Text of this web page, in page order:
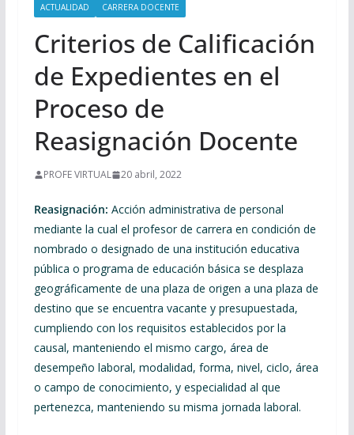
ACTUALIDAD CARRERA DOCENTE
Criterios de Calificación
de Expedientes en el
Proceso de
Reasignación Docente
PROFE VIRTUAL 20 abril, 2022
Reasignación: Acción administrativa de personal
mediante la cual el profesor de carrera en condición de
nombrado o designado de una institución educativa
pública o programa de educación básica se desplaza
geográficamente de una plaza de origen a una plaza de
destino que se encuentra vacante y presupuestada,
cumpliendo con los requisitos establecidos por la
causal, manteniendo el mismo cargo, área de
desempeño laboral, modalidad, forma, nivel, ciclo, área
o campo de conocimiento, y especialidad al que
pertenezca, manteniendo su misma jornada laboral.